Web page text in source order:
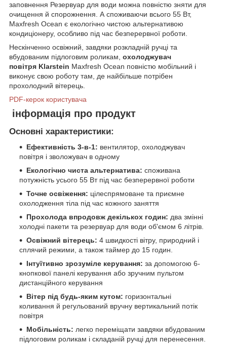
заповнення Резервуар для води можна повністю зняти для
очищення й спорожнення. А споживаючи всього 55 Вт,
Maxfresh Ocean є екологічно чистою альтернативою
кондиціонеру, особливо під час безперервної роботи.
Нескінченно освіжний, завдяки розкладній ручці та
вбудованим підлоговим роликам, охолоджувач
повітря Klarstein Maxfresh Ocean повністю мобільний і
виконує свою роботу там, де найбільше потрібен
прохолодний вітерець.
PDF-керок користувача
інформація про продукт
Основні характеристики:
Ефективність 3-в-1: вентилятор, охолоджувач
повітря і зволожувач в одному
Екологічно чиста альтернатива: споживана
потужність усього 55 Вт під час безперервної роботи
Точне освіження: цілеспрямоване та приємне
охолодження тіла під час кожного заняття
Прохолода впродовж декількох годин: два змінні
холодні пакети та резервуар для води об'ємом 6 літрів.
Освіжний вітерець: 4 швидкості вітру, природний і
сплячий режими, а також таймер до 15 годин.
Інтуїтивно зрозуміле керування: за допомогою 6-
кнопкової панелі керування або зручним пультом
дистанційного керування
Вітер під будь-яким кутом: горизонтальні
коливання й регульований вручну вертикальний потік
повітря
Мобільність: легко переміщати завдяки вбудованим
підлоговим роликам і складаній ручці для перенесення.